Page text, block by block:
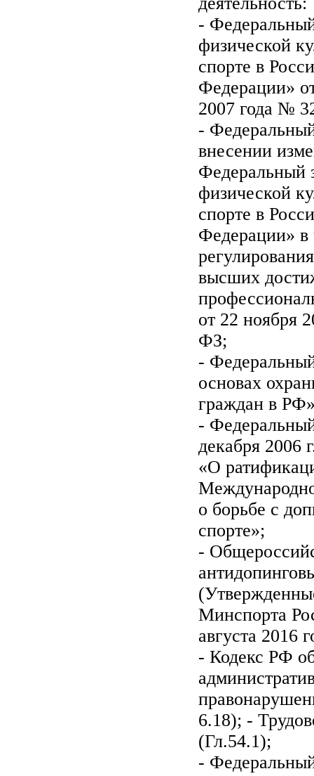
-
физической
спорте в
Федерации»
2007 года №
-
внесении
Федеральный
физической
спорте в
Федерации» в
высших
от 22 ноября
ФЗ;
-
основах
граждан в
-
декабря
«О
о борьбе с
спорте»;
-
Минспорта
августа 2016
- Кодекс РФ
6.18); -
(Гл.54.1);
-